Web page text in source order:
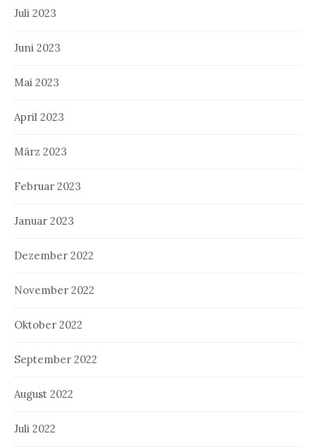
Juli 2023
Juni 2023
Mai 2023
April 2023
März 2023
Februar 2023
Januar 2023
Dezember 2022
November 2022
Oktober 2022
September 2022
August 2022
Juli 2022